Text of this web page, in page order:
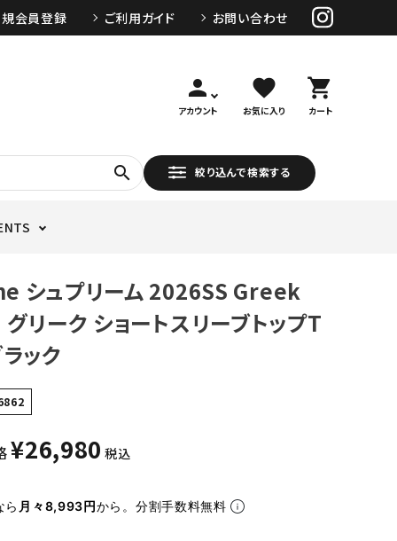
会員登録 ご利用ガイド お問い合わせ
person
アカウント
favorite
お気に入り
shopping_cart
カート
search 絞り込んで検索する
シュプリーム 2026SS Greek
リーク ショートスリーブトップT
ック
¥26,980 税込
ら 月々8,993円から。分割手数料無料